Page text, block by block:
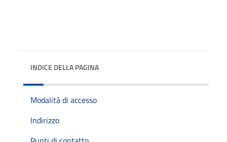
INDICE DELLA PAGINA
Modalità di accesso
Indirizzo